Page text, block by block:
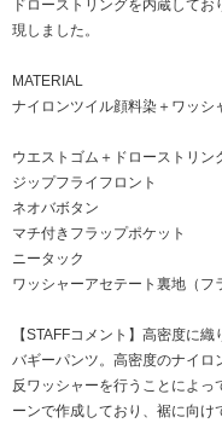
ドローストリングを内蔵して
現しました。
MATERIAL
ナイロンツイル顔料染＋ワッシ
ウエストゴム＋ドローストリン
ジップフライフロント
ネオバボタン
マチ付きフラップポケット
ニータック
ワッシャーアセテート裏地（フ
【STAFFコメント】高密度に
バギーパンツ。高密度のナイロ
反ワッシャーを行うことによっ
ーンで作成しており、裾に向